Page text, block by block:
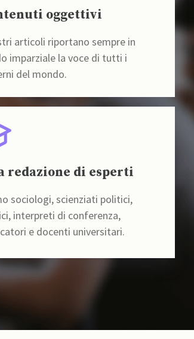
oggettivi
articoli riportano sempre in
imparziale la voce di tutti i
del mondo.
redazione di esperti
sociologi, scienziati politici,
interpreti di conferenza,
e docenti universitari.